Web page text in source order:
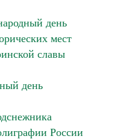
день
мест
славы
день
России